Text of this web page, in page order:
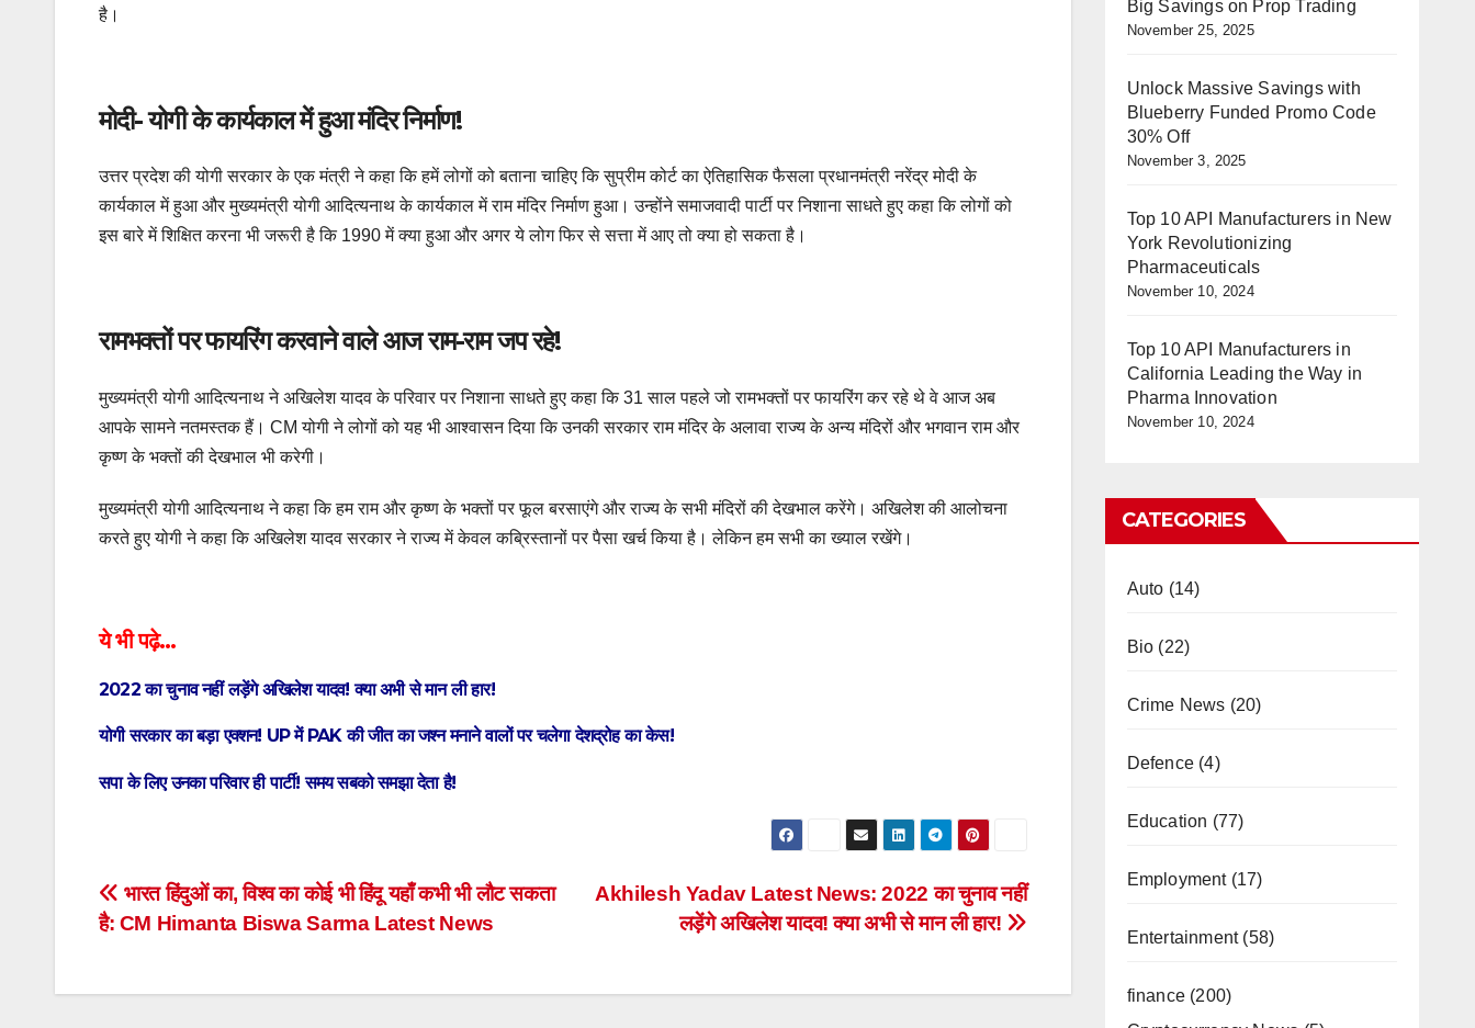
है।
मोदी- योगी के कार्यकाल में हुआ मंदिर निर्माण!
उत्तर प्रदेश की योगी सरकार के एक मंत्री ने कहा कि हमें लोगों को बताना चाहिए कि सुप्रीम कोर्ट का ऐतिहासिक फैसला प्रधानमंत्री नरेंद्र मोदी के
कार्यकाल में हुआ और मुख्यमंत्री योगी आदित्यनाथ के कार्यकाल में राम मंदिर निर्माण हुआ। उन्होंने समाजवादी पार्टी पर निशाना साधते हुए कहा कि लोगों को
इस बारे में शिक्षित करना भी जरूरी है कि 1990 में क्या हुआ और अगर ये लोग फिर से सत्ता में आए तो क्या हो सकता है।
रामभक्‍तों पर फायरिंग करवाने वाले आज राम-राम जप रहे!
मुख्यमंत्री योगी आदित्यनाथ ने अखिलेश यादव के परिवार पर निशाना साधते हुए कहा कि 31 साल पहले जो रामभक्तों पर फायरिंग कर रहे थे वे आज अब
आपके सामने नतमस्तक हैं। CM योगी ने लोगों को यह भी आश्वासन दिया कि उनकी सरकार राम मंदिर के अलावा राज्य के अन्य मंदिरों और भगवान राम और
कृष्ण के भक्तों की देखभाल भी करेगी।
मुख्यमंत्री योगी आदित्यनाथ ने कहा कि हम राम और कृष्ण के भक्तों पर फूल बरसाएंगे और राज्य के सभी मंदिरों की देखभाल करेंगे। अखिलेश की आलोचना
करते हुए योगी ने कहा कि अखिलेश यादव सरकार ने राज्य में केवल कब्रिस्तानों पर पैसा खर्च किया है। लेकिन हम सभी का ख्याल रखेंगे।
ये भी पढ़े…
2022 का चुनाव नहीं लड़ेंगे अखिलेश यादव! क्या अभी से मान ली हार!
योगी सरकार का बड़ा एक्शन! UP में PAK की जीत का जश्न मनाने वालों पर चलेगा देशद्रोह का केस!
सपा के ​लिए उनका परिवार ही पार्टी! समय सबको समझा देता है!
Post
navigation
Akhilesh Yadav Latest News: 2022 का चुनाव नहीं
लड़ेंगे अखिलेश यादव! क्या अभी से मान ली हार!
भारत हिंदुओं का, विश्व का कोई भी हिंदू यहाँ कभी भी लौट सकता
है: CM Himanta Biswa Sarma Latest News
Big Savings on Prop Trading
November 25, 2025
Unlock Massive Savings with
Blueberry Funded Promo Code
30% Off
November 3, 2025
Top 10 API Manufacturers in New
York Revolutionizing
Pharmaceuticals
November 10, 2024
Top 10 API Manufacturers in
California Leading the Way in
Pharma Innovation
November 10, 2024
CATEGORIES
Auto (14)
Bio (22)
Crime News (20)
Defence(4)
Education (77)
Employment(17)
Entertainment(58)
finance(200)